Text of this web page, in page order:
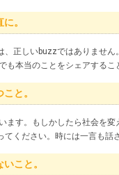
。
正しいbuzzではありません
も本当のことをシェアする
と。
ます。もしかしたら社会を変
ください。時には一言も話
こと。